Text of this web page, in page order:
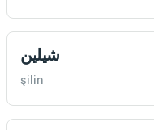
شيلين
şilin